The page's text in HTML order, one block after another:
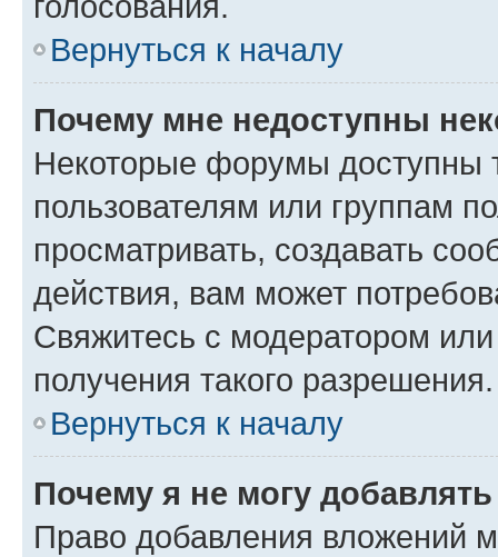
Вернуться к началу
Почему мне недоступны
Некоторые форумы доступны
пользователям или группам
просматривать, создавать
действия, вам может
Свяжитесь с модератором
получения такого разрешения.
Вернуться к началу
Почему я не могу
Право добавления вложений